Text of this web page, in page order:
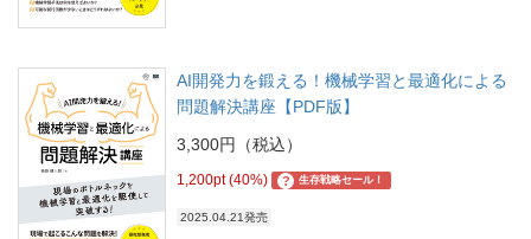
AI開発力を鍛える！機械学習と最適化による
問題解決講座【PDF版】
3,300円（税込）
1,200pt (40%) ? 生存戦略セール！
2025.04.21発売